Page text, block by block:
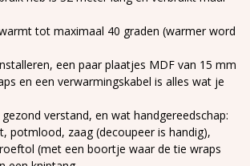
tot maximaal 40 graden (warmer word
een paar plaatjes MDF van 15 mm
en een verwarmingskabel is alles wat je
verstand, en wat handgereedschap:
potmlood, zaag (decoupeer is handig),
(met een boortje waar de tie wraps